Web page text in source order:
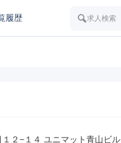
履歴 求人検索
２−１４ ユニマット青山ビル